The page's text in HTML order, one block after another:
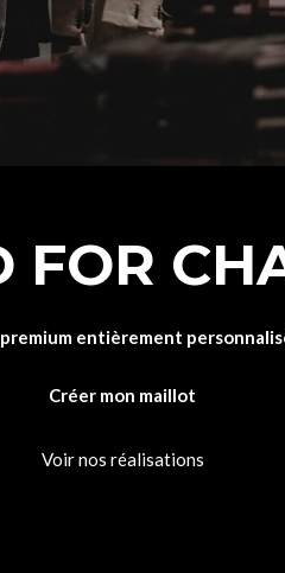
FOR
entièrement
Créer mon maillot
Voir nos réalisations